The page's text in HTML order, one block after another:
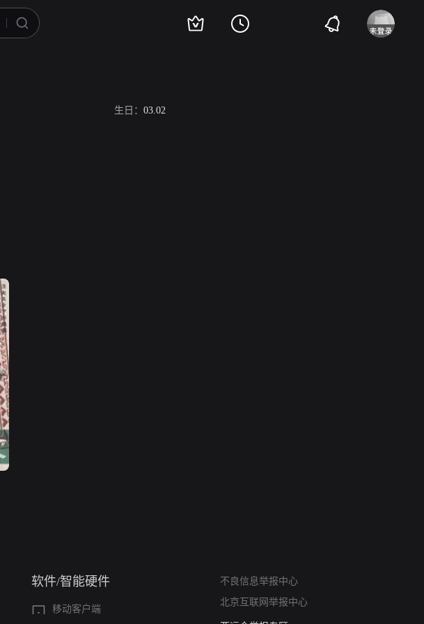
生日： 03.02
软件/智能硬件
移动客户端
不良信息举报中心
北京互联网举报中心
算法推荐专项举报